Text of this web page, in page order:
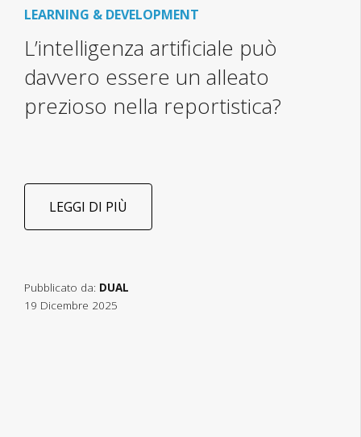
LEARNING & DEVELOPMENT
L’intelligenza artificiale può
davvero essere un alleato
prezioso nella reportistica?
LEGGI DI PIÙ
Pubblicato da: DUAL
19 Dicembre 2025